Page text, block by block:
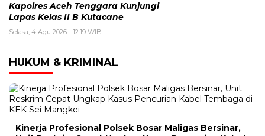
Kapolres Aceh Tenggara Kunjungi
Lapas Kelas II B Kutacane
Selasa, 4 Agu 2026 - 12:19 WIB
HUKUM & KRIMINAL
Kinerja Profesional Polsek Bosar Maligas Bersinar,